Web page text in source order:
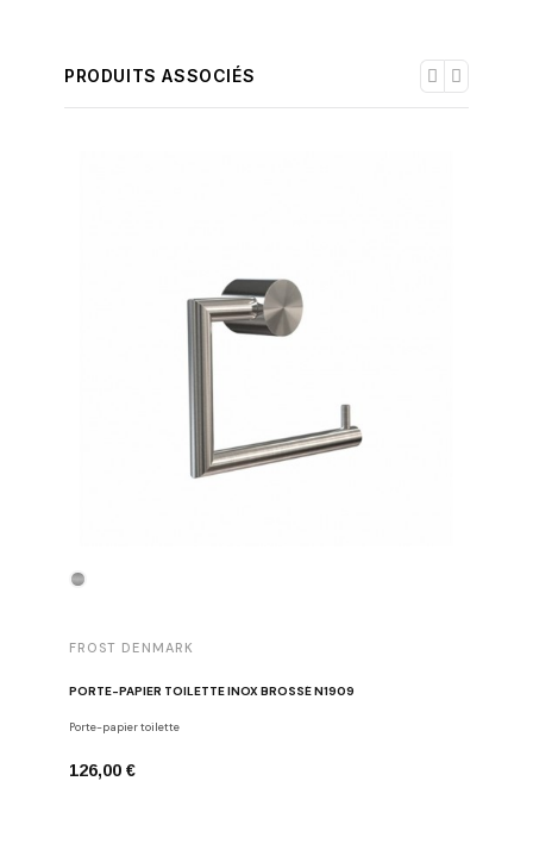
PRODUITS ASSOCIÉS
FROST DENMARK
PORTE-PAPIER TOILETTE INOX BROSSÉ N1909
Porte-papier toilette
126,00 €